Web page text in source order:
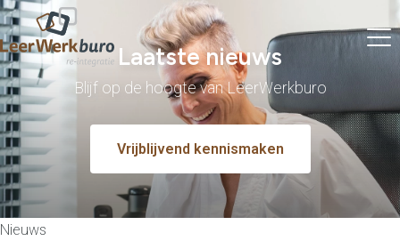
Laatste nieuws
Blijf op de hoogte van LeerWerkburo
Vrijblijvend kennismaken
Nieuws